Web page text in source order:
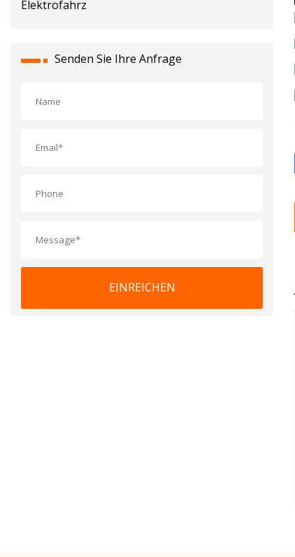
Senden Sie Ihre Anfrage
EINREICHEN